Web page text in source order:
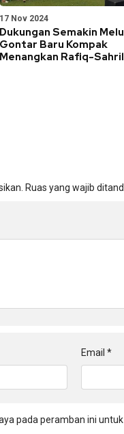
17 Nov 2024
Dukungan Semakin
Gontar Baru Kompak
Menangkan Rafiq-Sahril
Ruas yang wajib
Email *
pada peramban ini